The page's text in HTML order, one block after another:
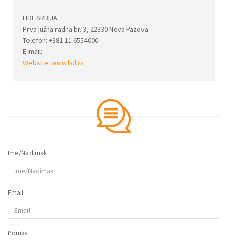
LIDL SRBIJA
Prva južna radna br. 3, 22330 Nova Pazova
Telefon: +381 11 6554000
E-mail:
Website: www.lidl.rs
Ime/Nadimak
Email
Poruka